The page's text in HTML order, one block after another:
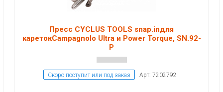
Пресс CYCLUS TOOLS snap.inдля
каретокCampagnolo Ultra и Power Torque, SN.92-
P
Скоро поступит или под заказ Арт: 7202792